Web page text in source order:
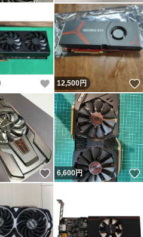
いいね！
12,500円
いいね！
6,600円